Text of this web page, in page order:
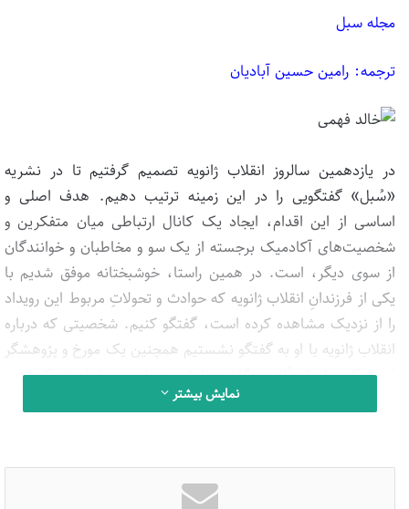
مجله سبل
ترجمه: رامین حسین آبادیان
در یازدهمین سالروز انقلاب ژانویه تصمیم گرفتیم تا در نشریه
«سُبل» گفتگویی را در این زمینه ترتیب دهیم. هدف اصلی و
اساسی از این اقدام، ایجاد یک کانال ارتباطی میان متفکرین و
شخصیت‌های آکادمیک برجسته از یک سو و مخاطبان و خوانندگان
از سوی دیگر، است. در همین راستا، خوشبختانه موفق شدیم با
یکی از فرزندانِ انقلاب ژانویه که حوادث و تحولاتِ مربوط این رویداد
را از نزدیک مشاهده کرده است، گفتگو کنیم. شخصیتی که درباره
انقلاب ژانویه با او به گفتگو نشستیم همچنین یک مورخ و پژوهشگر
است که سلسله آثار و نگاشته‌هایش همواره بر مقوله «حکومت و
جامعه» متمرکز بوده‌اند. وی همچنین صاحب کتابی تحت عنوان
«قاهره» در رشته‌های «اقتصاد» و «علوم سیاسی» تحصیل کرد و
پس از آن به تحصیل در رشته «تاریخ معاصر» پرداخت و توانست
نمایش بیشتر